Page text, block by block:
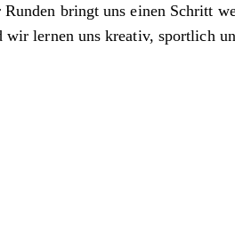
bringt uns einen Schritt
lernen uns kreativ, sportlich